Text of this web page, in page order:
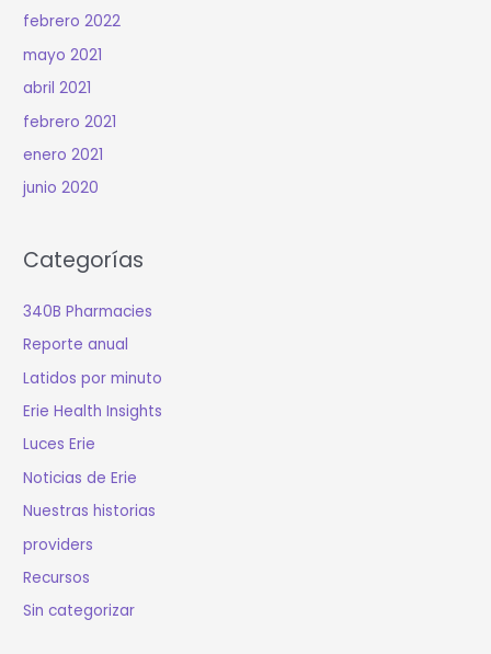
febrero 2022
mayo 2021
abril 2021
febrero 2021
enero 2021
junio 2020
Categorías
340B Pharmacies
Reporte anual
Latidos por minuto
Erie Health Insights
Luces Erie
Noticias de Erie
Nuestras historias
providers
Recursos
Sin categorizar